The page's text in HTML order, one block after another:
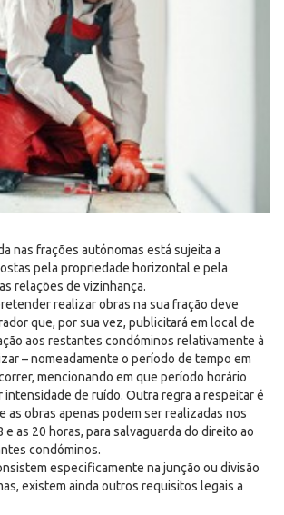
nas frações autónomas está sujeita a
pela propriedade horizontal e pela
relações de vizinhança.
realizar obras na sua fração deve
que, por sua vez, publicitará em local de
aos restantes condóminos relativamente à
– nomeadamente o período de tempo em
mencionando em que período horário
intensidade de ruído. Outra regra a respeitar é
as obras apenas podem ser realizadas nos
e as 20 horas, para salvaguarda do direito ao
condóminos.
especificamente na junção ou divisão
existem ainda outros requisitos legais a